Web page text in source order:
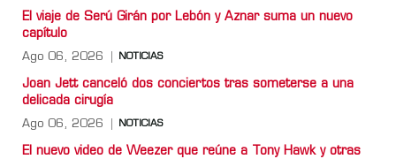
El viaje de Serú Girán por Lebón y Aznar suma un nuevo
capítulo
Ago 06, 2026 NOTICIAS
Joan Jett canceló dos conciertos tras someterse a una
delicada cirugía
Ago 06, 2026 NOTICIAS
El nuevo video de Weezer que reúne a Tony Hawk y otras